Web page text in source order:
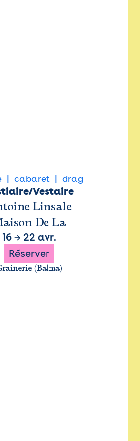
cabaret drag
Vestaire
Linsale
De La
16→ 22 avr.
Réserver
(Balma)